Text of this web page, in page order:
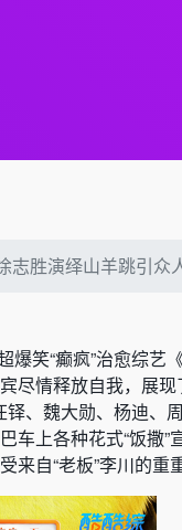
志胜演绎山羊跳引众
笑“癫疯”治愈综艺
尽情释放自我，展
、魏大勋、杨迪、
车上各种花式“饭撒
自“老板”李川的重